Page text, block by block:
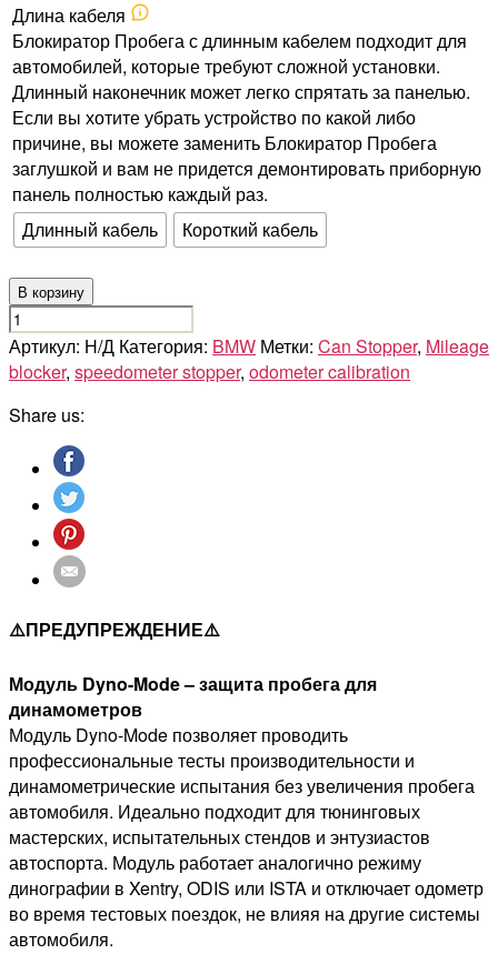
Длина кабеля
Блокиратор Пробега с длинным кабелем подходит для
автомобилей, которые требуют сложной установки.
Длинный наконечник может легко спрятать за панелью.
Если вы хотите убрать устройство по какой либо
причине, вы можете заменить Блокиратор Пробега
заглушкой и вам не придется демонтировать приборную
панель полностью каждый раз.
Длинный кабель
Короткий кабель
В корзину
Количество
товара
BMW
F22/F23/F45/F46/F87
Артикул: Н/Д Категория: BMW Метки: Can Stopper, Mileage
blocker, speedometer stopper, odometer calibration
Share us:
⚠️ПРЕДУПРЕЖДЕНИЕ⚠️
Модуль Dyno-Mode – защита пробега для
динамометров
Модуль Dyno-Mode позволяет проводить
профессиональные тесты производительности и
динамометрические испытания без увеличения пробега
автомобиля. Идеально подходит для тюнинговых
мастерских, испытательных стендов и энтузиастов
автоспорта. Модуль работает аналогично режиму
динографии в Xentry, ODIS или ISTA и отключает одометр
во время тестовых поездок, не влияя на другие системы
автомобиля.